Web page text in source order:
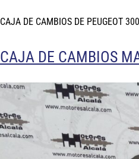
CAJA DE CAMBIOS DE PEUGEOT
CAJA DE CAMBIOS